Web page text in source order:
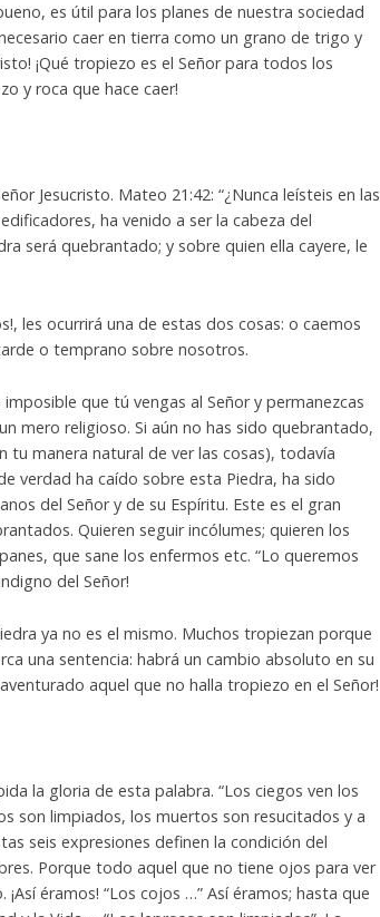
es útil para los planes de nuestra sociedad
caer en tierra como un grano de trigo y
¡Qué tropiezo es el Señor para todos los
y roca que hace caer!
Jesucristo. Mateo 21:42: “¿Nunca leísteis en las
ha venido a ser la cabeza del
será quebrantado; y sobre quien ella cayere, le
les ocurrirá una de estas dos cosas: o caemos
o temprano sobre nosotros.
que tú vengas al Señor y permanezcas
mero religioso. Si aún no has sido quebrantado,
tu manera natural de ver las cosas), todavía
verdad ha caído sobre esta Piedra, ha sido
del Señor y de su Espíritu. Este es el gran
Quieren seguir incólumes; quieren los
que sane los enfermos etc. “Lo queremos
del Señor!
ya no es el mismo. Muchos tropiezan porque
una sentencia: habrá un cambio absoluto en su
aquel que no halla tropiezo en el Señor!
la gloria de esta palabra. “Los ciegos ven los
son limpiados, los muertos son resucitados y a
seis expresiones definen la condición del
Porque todo aquel que no tiene ojos para ver
éramos! “Los cojos …” Así éramos; hasta que